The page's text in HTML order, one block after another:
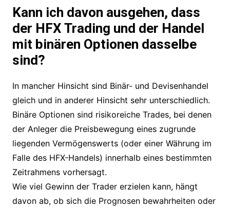
Kann ich davon ausgehen, dass
der HFX Trading und der Handel
mit binären Optionen dasselbe
sind?
In mancher Hinsicht sind Binär- und Devisenhandel
gleich und in anderer Hinsicht sehr unterschiedlich.
Binäre Optionen sind risikoreiche Trades, bei denen
der Anleger die Preisbewegung eines zugrunde
liegenden Vermögenswerts (oder einer Währung im
Falle des HFX-Handels) innerhalb eines bestimmten
Zeitrahmens vorhersagt.
Wie viel Gewinn der Trader erzielen kann, hängt
davon ab, ob sich die Prognosen bewahrheiten oder